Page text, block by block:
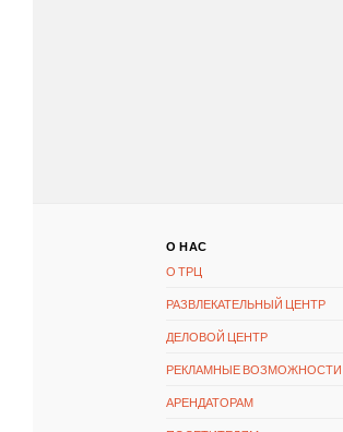
О НАС
О ТРЦ
РАЗВЛЕКАТЕЛЬНЫЙ ЦЕНТР
ДЕЛОВОЙ ЦЕНТР
РЕКЛАМНЫЕ ВОЗМОЖНОСТИ
АРЕНДАТОРАМ